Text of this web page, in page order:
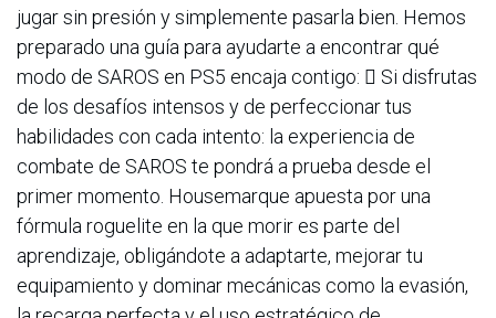
jugar sin presión y simplemente pasarla bien. Hemos
preparado una guía para ayudarte a encontrar qué
modo de SAROS en PS5 encaja contigo:  Si disfrutas
de los desafíos intensos y de perfeccionar tus
habilidades con cada intento: la experiencia de
combate de SAROS te pondrá a prueba desde el
primer momento. Housemarque apuesta por una
fórmula roguelite en la que morir es parte del
aprendizaje, obligándote a adaptarte, mejorar tu
equipamiento y dominar mecánicas como la evasión,